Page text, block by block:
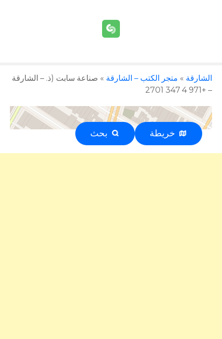
الشارقة » متجر الكتب – الشارقة » صناعة سابت (ذ. – الشارقة
– +971 4 347 2701
خريطة بحثإعلان